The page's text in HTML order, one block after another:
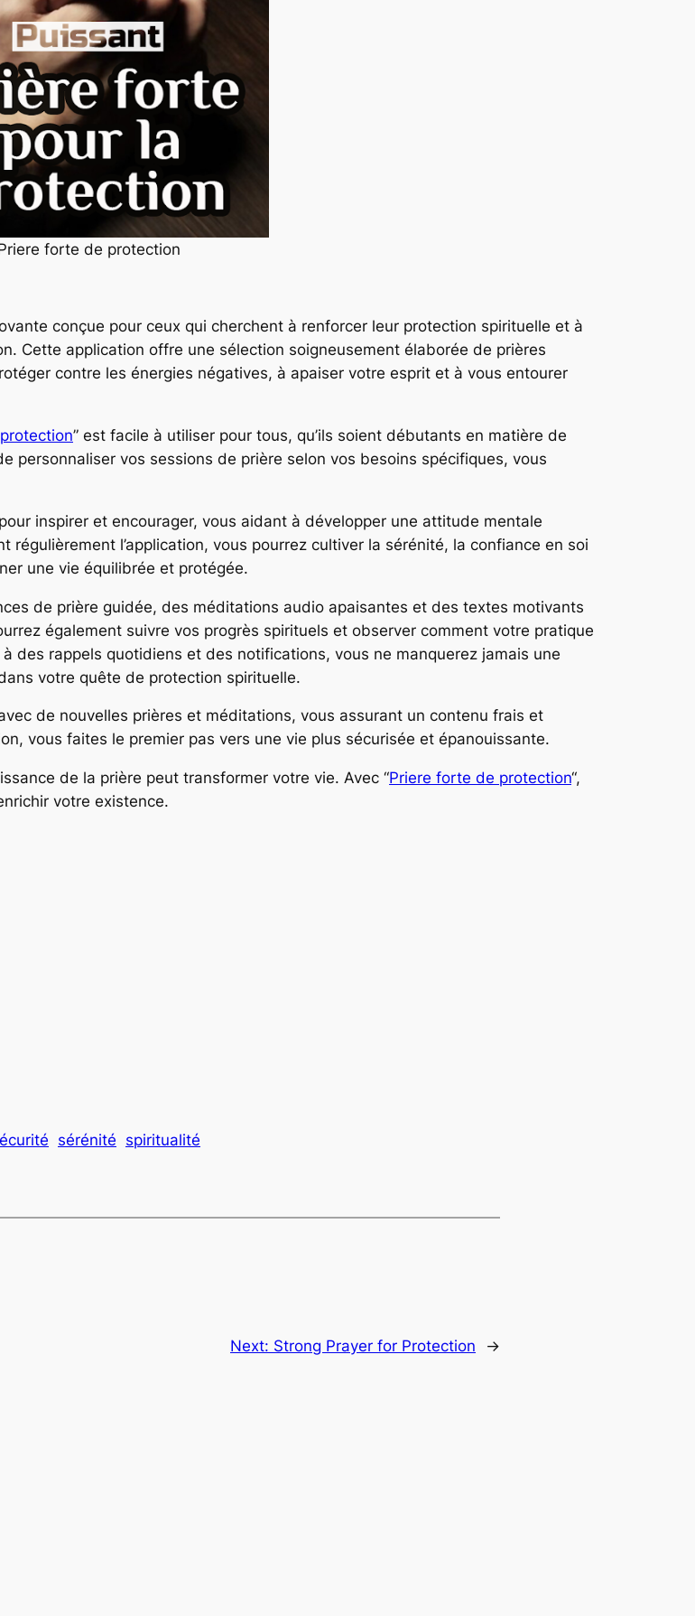
forte de protection
conçue pour ceux qui cherchent à renforcer leur protection spirituelle et à
Cette application offre une sélection soigneusement élaborée de prières
contre les énergies négatives, à apaiser votre esprit et à vous entourer
” est facile à utiliser pour tous, qu’ils soient débutants en matière de
personnaliser vos sessions de prière selon vos besoins spécifiques, vous
inspirer et encourager, vous aidant à développer une attitude mentale
l’application, vous pourrez cultiver la sérénité, la confiance en soi
une vie équilibrée et protégée.
de prière guidée, des méditations audio apaisantes et des textes motivants
également suivre vos progrès spirituels et observer comment votre pratique
des rappels quotidiens et des notifications, vous ne manquerez jamais une
votre quête de protection spirituelle.
de nouvelles prières et méditations, vous assurant un contenu frais et
vous faites le premier pas vers une vie plus sécurisée et épanouissante.
de la prière peut transformer votre vie. Avec “Priere forte de protection“,
votre existence.
sérénité spiritualité
Next: Strong Prayer for Protection →